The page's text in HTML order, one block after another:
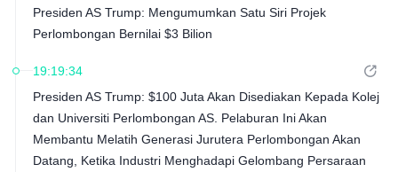
Semula Kedudukan Amerika yang Sah Sebagai Kuasa Besar
Mineral Global.'
Presiden AS Trump: Mengumumkan Satu Siri Projek
Perlombongan Bernilai $3 Bilion
19:19:34
Presiden AS Trump: $100 Juta Akan Disediakan Kepada Kolej
dan Universiti Perlombongan AS. Pelaburan Ini Akan
Membantu Melatih Generasi Jurutera Perlombongan Akan
Datang, Ketika Industri Menghadapi Gelombang Persaraan